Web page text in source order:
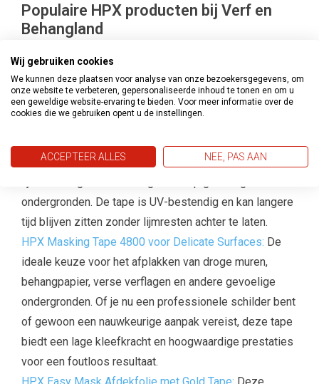
Populaire HPX producten bij Verf en
Behangland
Bij Verf en Behangland vind je een breed assortiment
HPX productendie geschikt zijn voor uiteenlopende
toepassingen. Enkele van de meest populaire
producten zijn:
premium schilderstape zorgt voor perfecte strakke
ondergronden. De tape is UV-bestendig en kan langere
tijd blijven zitten zonder lijmresten achter te laten.
HPX Masking Tape 4800 voor Delicate Surfaces: De
ideale keuze voor het afplakken van droge muren,
behangpapier, verse verflagen en andere gevoelige
ondergronden. Of je nu een professionele schilder bent
of gewoon een nauwkeurige aanpak vereist, deze tape
biedt een lage kleefkracht en hoogwaardige prestaties
voor een foutloos resultaat.
Wij gebruiken cookies
We kunnen deze plaatsen voor analyse van onze bezoekersgegevens, om
onze website te verbeteren, gepersonaliseerde inhoud te tonen en om u
een geweldige website-ervaring te bieden. Voor meer informatie over de
cookies die we gebruiken opent u de instellingen.
ACCEPTEER ALLES NEE, PAS AAN